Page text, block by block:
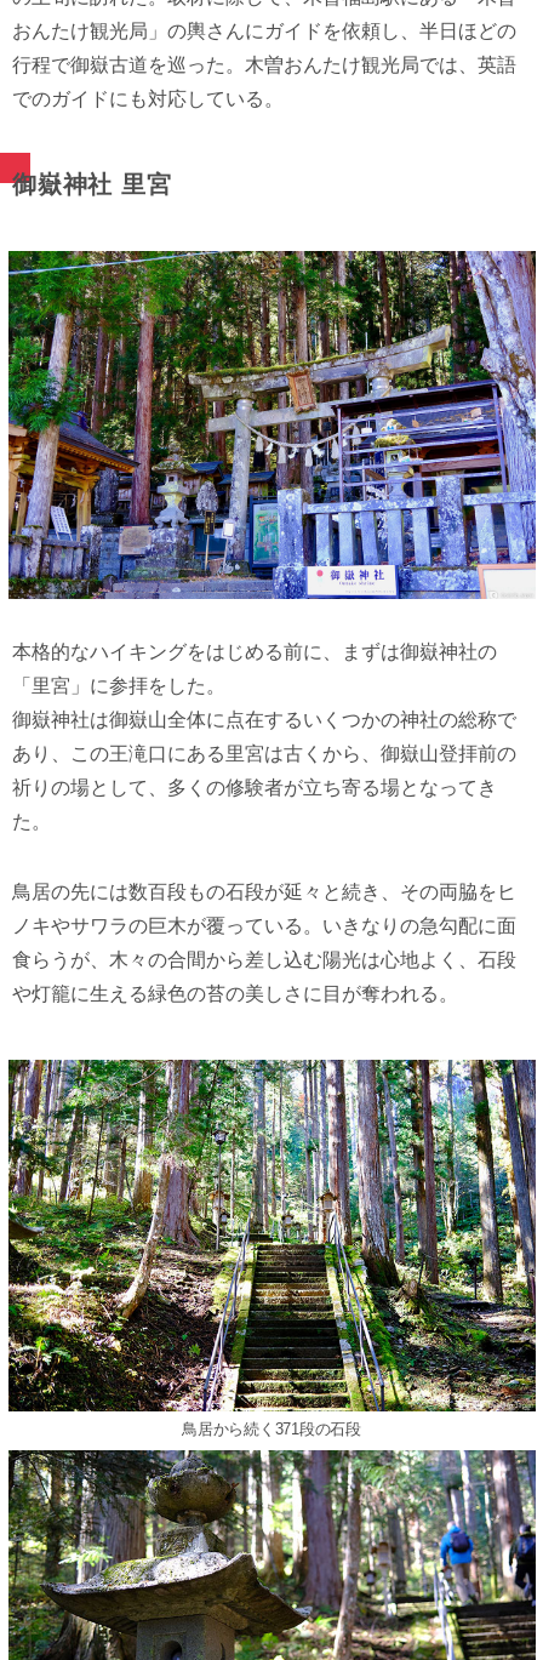
おんたけ観光局」の輿さんにガイドを依頼し、半日ほどの
行程で御嶽古道を巡った。木曽おんたけ観光局では、英語
でのガイドにも対応している。
御嶽神社 里宮
本格的なハイキングをはじめる前に、まずは御嶽神社の
「里宮」に参拝をした。
御嶽神社は御嶽山全体に点在するいくつかの神社の総称で
あり、この王滝口にある里宮は古くから、御嶽山登拝前の
祈りの場として、多くの修験者が立ち寄る場となってき
た。
鳥居の先には数百段もの石段が延々と続き、その両脇をヒ
ノキやサワラの巨木が覆っている。いきなりの急勾配に面
食らうが、木々の合間から差し込む陽光は心地よく、石段
や灯籠に生える緑色の苔の美しさに目が奪われる。
鳥居から続く371段の石段